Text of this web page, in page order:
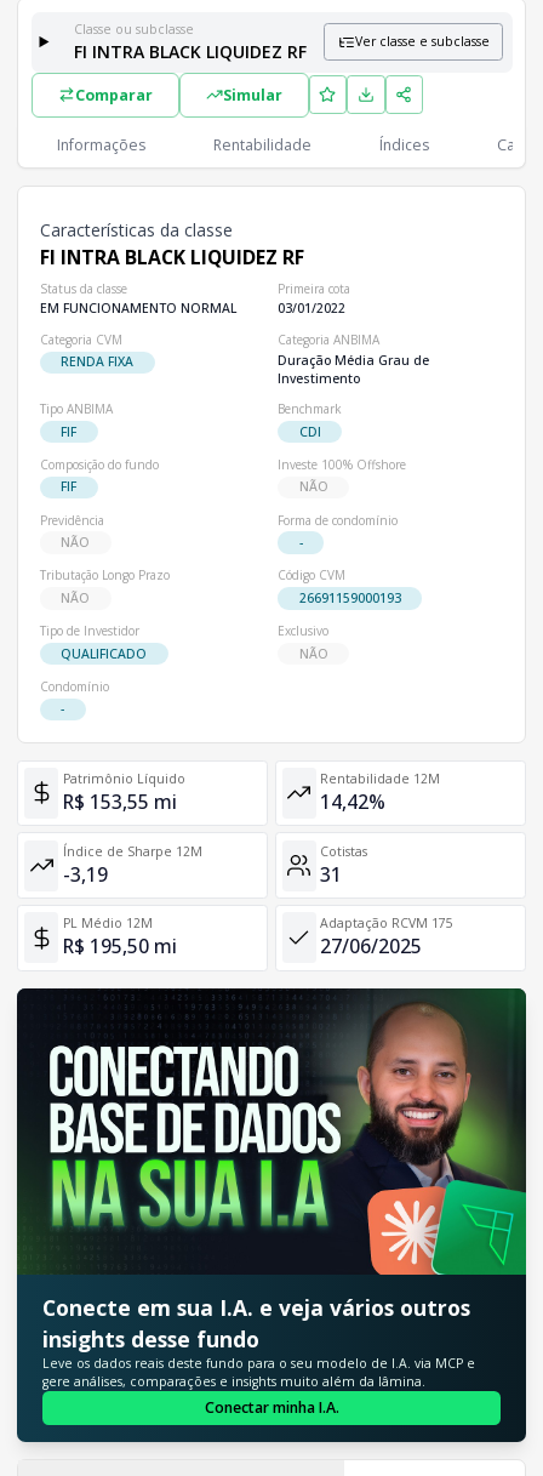
Classes e Subclasses do Fundo
Lista completa de classes e subclasses disponíveis, incluindo
R$ 153,55 mi 31
Classe ou subclasse
FI INTRA BLACK LIQUIDEZ RF Ver classe e subclasse
Comparar Simular
Informações Rentabilidade Índices
Características da classe
FI INTRA BLACK LIQUIDEZ RF
Status da classe
EM FUNCIONAMENTO NORMAL
Primeira cota
03/01/2022
Categoria CVM
RENDA FIXA
Categoria ANBIMA
Duração Média Grau de
Investimento
Tipo ANBIMA
FIF
Benchmark
CDI
Composição do fundo
FIF
Investe 100% Offshore
NÃO
Previdência
NÃO
Forma de condomínio
-
Tributação Longo Prazo
NÃO
Código CVM
26691159000193
Tipo de Investidor
QUALIFICADO
Exclusivo
NÃO
Condomínio
-
Patrimônio Líquido
R$ 153,55 mi
Rentabilidade 12M
14,42%
Índice de Sharpe 12M
-3,19
Cotistas
31
PL Médio 12M
R$ 195,50 mi
Adaptação RCVM 175
27/06/2025
Conecte em sua I.A. e veja vários outros
insights desse fundo
Leve os dados reais deste fundo para o seu modelo de I.A. via MCP e
gere análises, comparações e insights muito além da lâmina.
Conectar minha I.A.